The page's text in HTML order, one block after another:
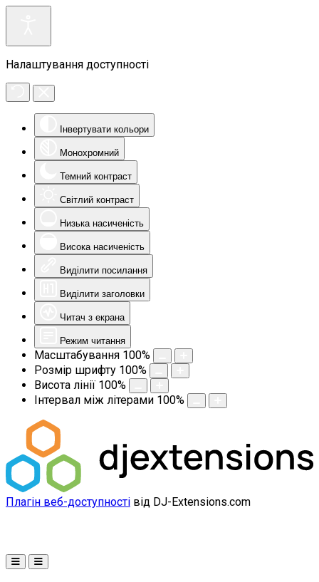
Налаштування доступності
Інвертувати кольори
Монохромний
Темний контраст
Світлий контраст
Низька насиченість
Висока насиченість
Виділити посилання
Виділити заголовки
Читач з екрана
Режим читання
Масштабування 100%
Розмір шрифту 100%
Висота лінії 100%
Інтервал між літерами 100%
Плагін веб-доступності від DJ-Extensions.com